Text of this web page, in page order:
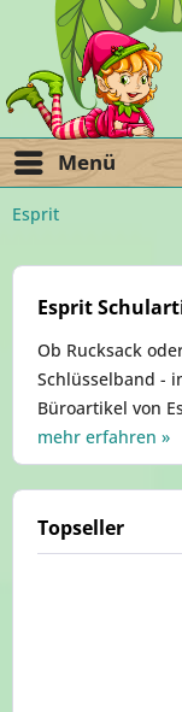
Menü
Esprit
Esprit
Ob Rucksack
Schlüsselband -
Büroartikel von
mehr erfahren »
Topseller